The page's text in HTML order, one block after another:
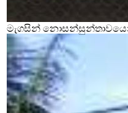
මැගසින්